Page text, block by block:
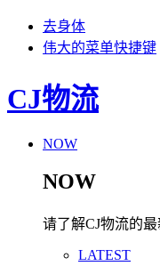
去身体
伟大的菜单快捷键
CJ物流
NOW
NOW
请了解CJ物流的最
LATEST